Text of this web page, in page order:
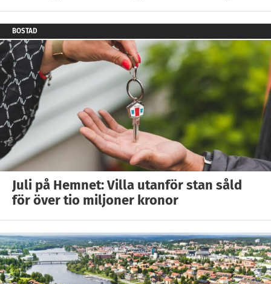
BOSTAD
Juli på Hemnet: Villa utanför stan såld
för över tio miljoner kronor